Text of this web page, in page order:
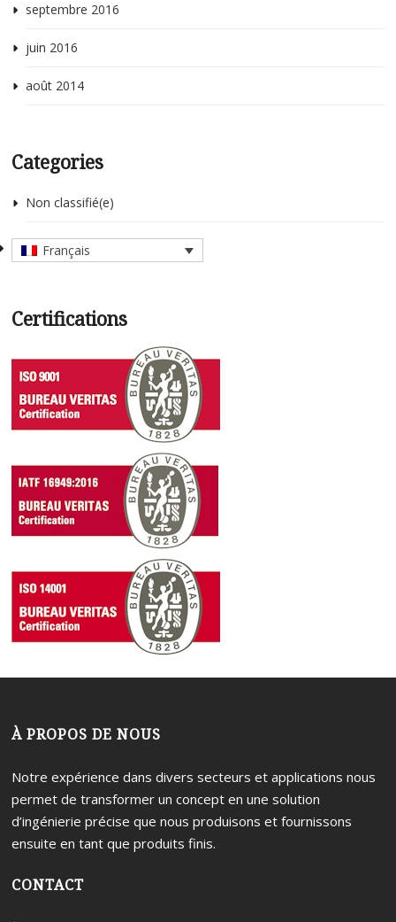
septembre 2016
juin 2016
août 2014
Categories
Non classifié(e)
Français
Certifications
À PROPOS DE NOUS
Notre expérience dans divers secteurs et applications nous
permet de transformer un concept en une solution
d’ingénierie précise que nous produisons et fournissons
ensuite en tant que produits finis.
CONTACT